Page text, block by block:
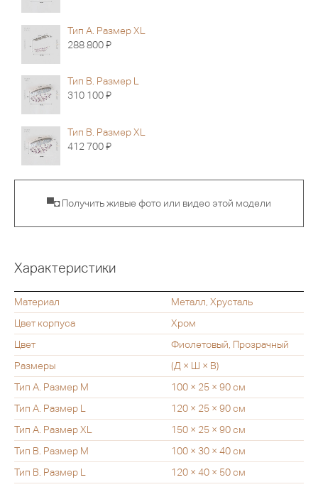
Тип А. Размер XL
288 800Я
Тип B. Размер L
310 100Я
Тип B. Размер XL
412 700Я
▀◘ Получить живые фото или видео этой модели
Характеристики
Материал
Металл, Хрусталь
Цвет корпуса
Хром
Цвет
Фиолетовый, Прозрачный
Размеры
(Д × Ш × В)
Тип А. Размер M
100 × 25 × 90 см
Тип А. Размер L
120 × 25 × 90 см
Тип А. Размер XL
150 × 25 × 90 см
Тип B. Размер M
100 × 30 × 40 см
Тип B. Размер L
120 × 40 × 50 см